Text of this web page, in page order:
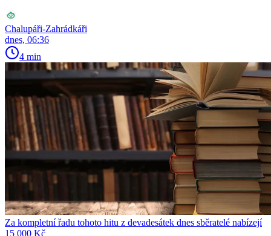
Chalupáři-Zahrádkáři
dnes, 06:36
4 min
Za kompletní řadu tohoto hitu z devadesátek dnes sběratelé nabízejí
15 000 Kč